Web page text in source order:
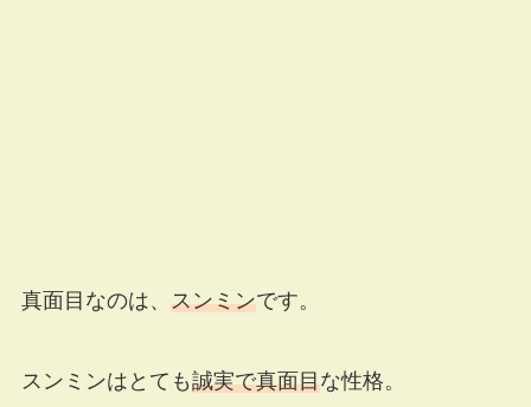
真面目なのは、 スンミンです。
スンミンはとても誠実で真面目な性格。